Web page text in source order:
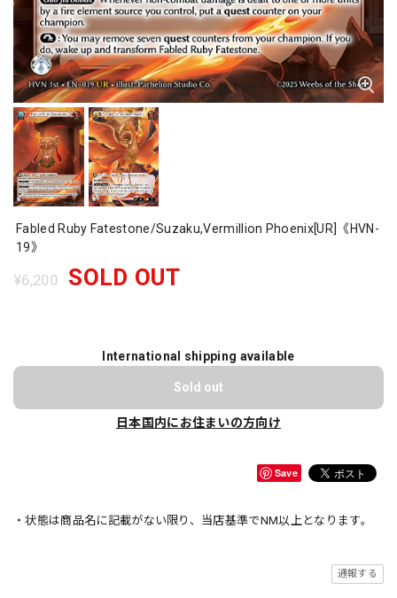
Fabled Ruby Fatestone/Suzaku,Vermillion Phoenix[UR]《HVN-
19》
¥6,200 SOLD OUT
International shipping available
Sold out
日本国内にお住まいの方向け
Save
・状態は商品名に記載がない限り、当店基準でNM以上となります。
通報する